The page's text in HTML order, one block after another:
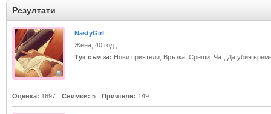
Резултати
NastyGirl
Жена, 40 год.,
Тук съм за: Нови приятели, Връзка, Срещи, Чат, Да убия
Оценка: 1697 Снимки: 5 Приятели: 149